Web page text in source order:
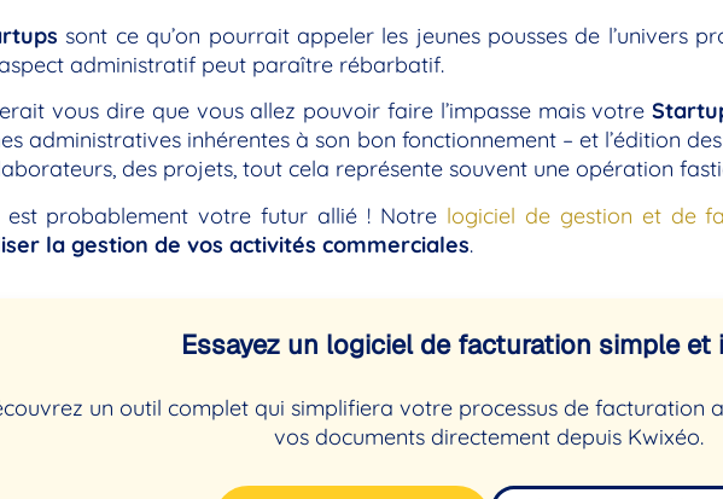
sont ce qu’on pourrait appeler les jeunes pousses de l’univers
administratif peut paraître rébarbatif.
vous dire que vous allez pouvoir faire l’impasse mais votre
administratives inhérentes à son bon fonctionnement – et l’édition
des projets, tout cela représente souvent une opération
est probablement votre futur allié ! Notre logiciel de gestion et de
la gestion de vos activités commerciales.
Essayez un logiciel de facturation simple
un outil complet qui simplifiera votre processus de facturation
vos documents directement depuis Kwixéo.